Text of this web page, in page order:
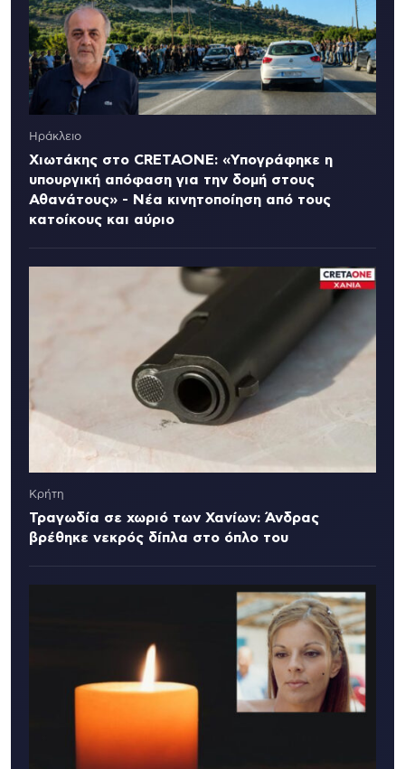
Ηράκλειο
Χιωτάκης στο CRETAONE: «Υπογράφηκε η
υπουργική απόφαση για την δομή στους
Αθανάτους» - Νέα κινητοποίηση από τους
κατοίκους και αύριο
Κρήτη
Τραγωδία σε χωριό των Χανίων: Άνδρας
βρέθηκε νεκρός δίπλα στο όπλο του